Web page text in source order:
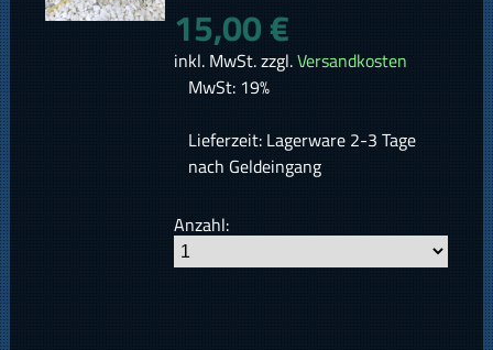
15,00 €
inkl. MwSt. zzgl.Versandkosten
MwSt: 19%
Lieferzeit: Lagerware 2-3 Tage
nach Geldeingang
Anzahl: